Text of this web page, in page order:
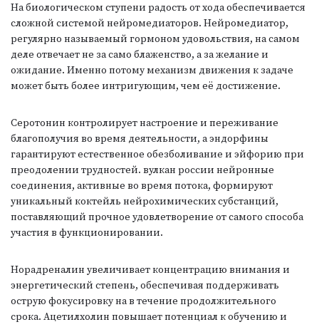
На биологическом ступени радость от хода обеспечивается
сложной системой нейромедиаторов. Нейромедиатор,
регулярно называемый гормоном удовольствия, на самом
деле отвечает не за само блаженство, а за желание и
ожидание. Именно потому механизм движения к задаче
может быть более интригующим, чем её достижение.
Серотонин контролирует настроение и переживание
благополучия во время деятельности, а эндорфины
гарантируют естественное обезболивание и эйфорию при
преодолении трудностей. вулкан россии нейронные
соединения, активные во время потока, формируют
уникальный коктейль нейрохимических субстанций,
поставляющий прочное удовлетворение от самого способа
участия в функционировании.
Норадреналин увеличивает концентрацию внимания и
энергетический степень, обеспечивая поддерживать
острую фокусировку на в течение продолжительного
срока. Ацетилхолин повышает потенциал к обучению и